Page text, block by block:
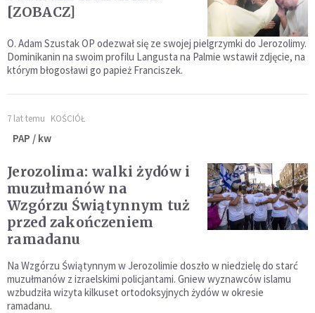
[ZOBACZ]
O. Adam Szustak OP odezwał się ze swojej pielgrzymki do Jerozolimy.
Dominikanin na swoim profilu Langusta na Palmie wstawił zdjęcie, na
którym błogosławi go papież Franciszek.
7 lat temu KOŚCIÓŁ
PAP / kw
Jerozolima: walki żydów i
muzułmanów na
Wzgórzu Świątynnym tuż
przed zakończeniem
ramadanu
Na Wzgórzu Świątynnym w Jerozolimie doszło w niedzielę do starć
muzułmanów z izraelskimi policjantami. Gniew wyznawców islamu
wzbudziła wizyta kilkuset ortodoksyjnych żydów w okresie
ramadanu.